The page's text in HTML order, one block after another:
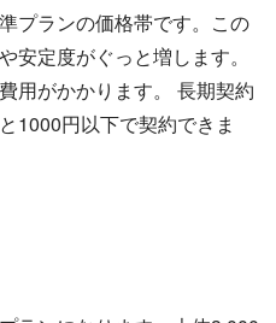
プランの価格帯です。この
安定度がぐっと増します。
用がかかります。 長期契約
1000円以下で契約できま